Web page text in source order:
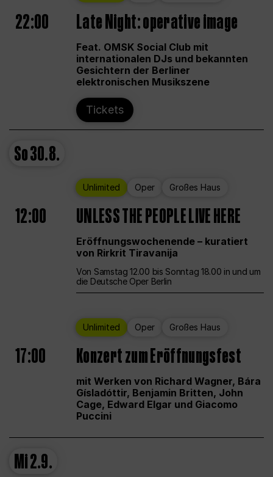
22:00 Late Night: operative image
Feat. OMSK Social Club mit
internationalen DJs und bekannten
Gesichtern der Berliner
elektronischen Musikszene
Tickets
So30.8.
Unlimited Oper Großes Haus
12:00 UNLESS THE PEOPLE LIVE HERE
Eröffnungswochenende – kuratiert
von Rirkrit Tiravanija
Von Samstag 12.00 bis Sonntag 18.00 in und um
die Deutsche Oper Berlin
Unlimited Oper Großes Haus
17:00 Konzert zum Eröffnungsfest
mit Werken von Richard Wagner, Bára
Gísladóttir, Benjamin Britten, John
Cage, Edward Elgar und Giacomo
Puccini
Mi2.9.